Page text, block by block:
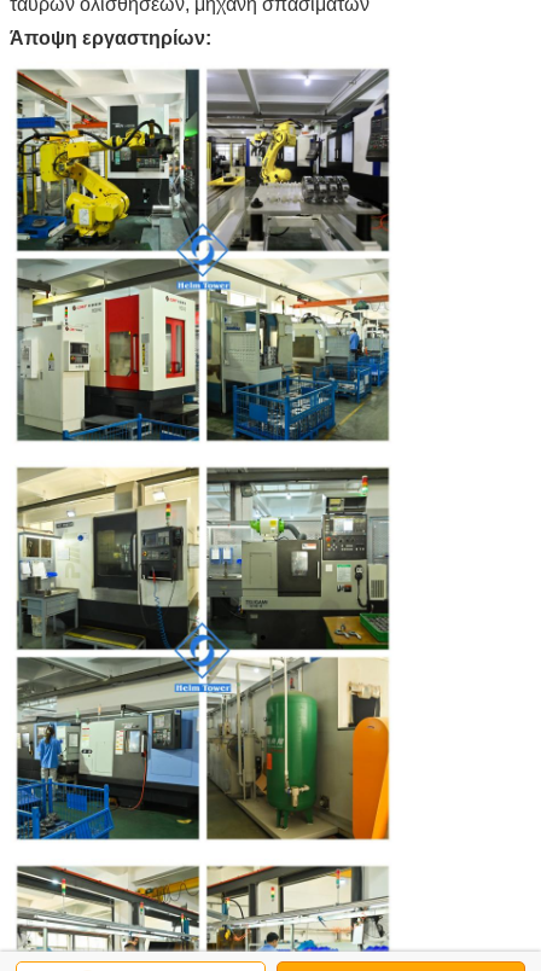
πίεση (MPA)
Εκτιμημένη
ροπή (N.M)
2560
Max.pressure
(MPA)
31.5 31.5 31.5
Max.torque
(N.m)
3160 3480 3810
Σειρά
ταχύτητας
(r/min)
0-215 0-195 0-180
Max.power
(KW)
44 44 44
Άποψη εργαστηρίων: